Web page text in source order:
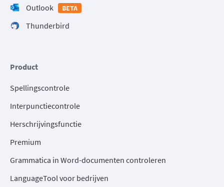
Outlook
BETA
Thunderbird
Product
Spellingscontrole
Interpunctiecontrole
Herschrijvingsfunctie
Premium
Grammatica in Word-documenten controleren
LanguageTool voor bedrijven